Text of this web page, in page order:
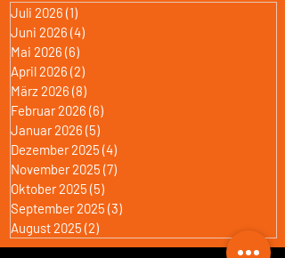
Juli 2026 (1)
Juni 2026 (4)
Mai 2026 (6)
April 2026 (2)
März 2026 (8)
Februar 2026 (6)
Januar 2026 (5)
Dezember 2025 (4)
November 2025 (7)
Oktober 2025 (5)
September 2025 (3)
August 2025 (2)